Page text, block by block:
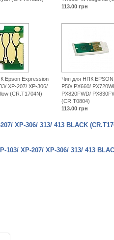
113.00 грн
Epson Expression
XP-207/ XP-306/
(CR.T1704N)
Чип для НПК
P50/ PX660/
PX820FWD/
(CR.T0804)
113.00 грн
XP-306/ 313/ 413 BLACK
XP-207/ XP-306/ 313/ 413